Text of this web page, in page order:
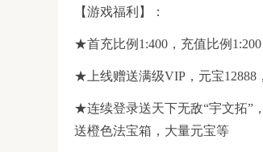
【游戏福利】：
★首充比例1:400，充值比例1:200
★上线赠送满级VIP，元宝12888
★连续登录送天下无敌“宇文拓”
送橙色法宝箱，大量元宝等